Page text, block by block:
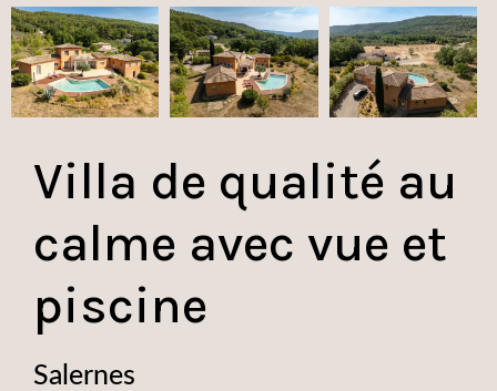
Villa de qualité au
calme avec vue et
piscine
Salernes